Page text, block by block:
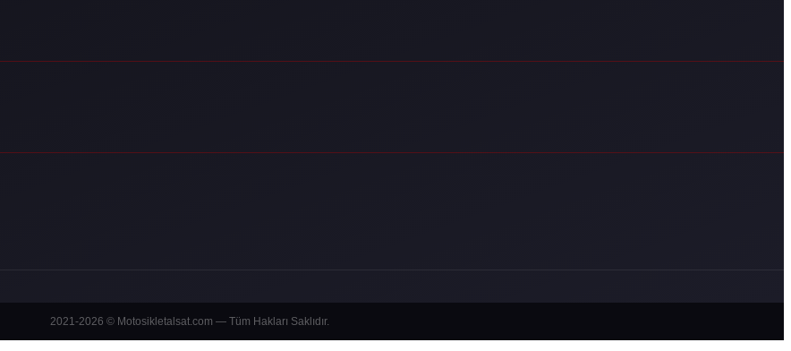
2021-2026 © Motosikletalsat.com — Tüm Hakları Saklıdır.